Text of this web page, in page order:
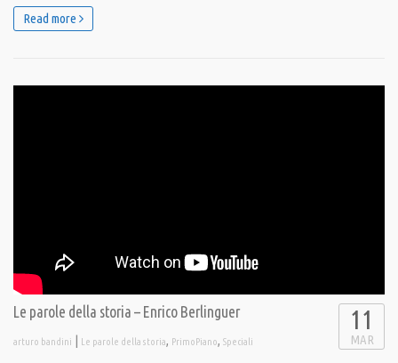
Read more
Le parole della storia – Enrico Berlinguer
arturo bandini | Le parole della storia, PrimoPiano, Speciali
11
MAR